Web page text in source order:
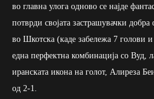
во главна улога одново се најде
потврди својата застрашувачки
во Шкотска (каде забележа 7 голови
една перфектна комбинација со Вуд,
иранската икона на голот, Алиреза
од 2-1.